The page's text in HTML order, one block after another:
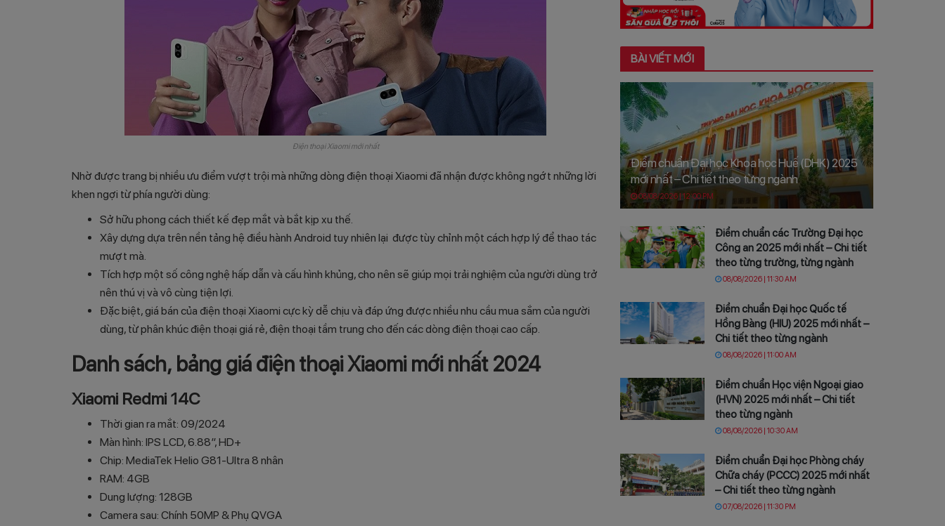
Điện thoại Xiaomi mới nhất
Nhờ được trang bị nhiều ưu điểm vượt trội mà những dòng điện thoại Xiaomi đã nhận được không ngớt những lời
khen ngợi từ phía người dùng:
Sở hữu phong cách thiết kế đẹp mắt và bắt kịp xu thế.
Xây dựng dựa trên nền tảng hệ điều hành Android tuy nhiên lại được tùy chỉnh một cách hợp lý để thao tác
mượt mà.
Tích hợp một số công nghệ hấp dẫn và cấu hình khủng, cho nên sẽ giúp mọi trải nghiệm của người dùng trở
nên thú vị và vô cùng tiện lợi.
Đặc biệt, giá bán của điện thoại Xiaomi cực kỳ dễ chịu và đáp ứng được nhiều nhu cầu mua sắm của người
dùng, từ phân khúc điện thoại giá rẻ, điện thoại tầm trung cho đến các dòng điện thoại cao cấp.
Danh sách, bảng giá điện thoại Xiaomi mới nhất 2024
Xiaomi Redmi 14C
Thời gian ra mắt: 09/2024
Màn hình: IPS LCD, 6.88″, HD+
Chip: MediaTek Helio G81-Ultra 8 nhân
RAM: 4GB
Dung lượng: 128GB
Camera sau: Chính 50MP & Phụ QVGA
BÀI VIẾT MỚI
Điểm chuẩn Đại học Khoa học Huế (DHK) 2025
mới nhất – Chi tiết theo từng ngành
08/08/2026 | 12:00 PM
Điểm chuẩn các Trường Đại học
Công an 2025 mới nhất – Chi tiết
theo từng trường, từng ngành
08/08/2026 | 11:30 AM
Điểm chuẩn Đại học Quốc tế
Hồng Bàng (HIU) 2025 mới nhất –
Chi tiết theo từng ngành
08/08/2026 | 11:00 AM
Điểm chuẩn Học viện Ngoại giao
(HVN) 2025 mới nhất – Chi tiết
theo từng ngành
08/08/2026 | 10:30 AM
Điểm chuẩn Đại học Phòng cháy
Chữa cháy (PCCC) 2025 mới nhất
– Chi tiết theo từng ngành
07/08/2026 | 11:30 PM